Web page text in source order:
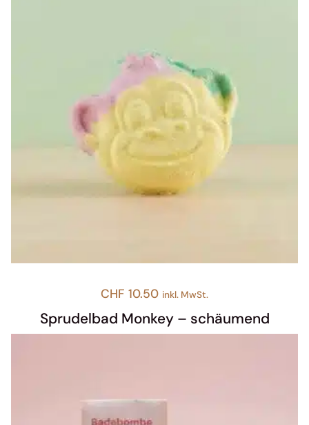
CHF 10.50 inkl. MwSt.
Sprudelbad Monkey – schäumend